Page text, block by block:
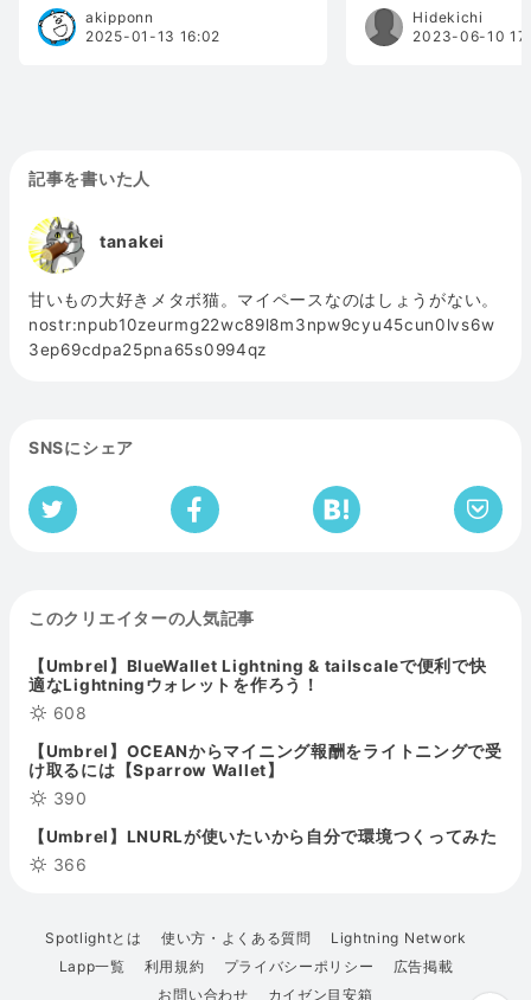
akipponn
2025-01-13 16:02
Hidekichi
2023-06-10
記事を書いた人
tanakei
甘いもの大好きメタボ猫。マイペースなのはしょうがない。
nostr:npub10zeurmg22wc89l8m3npw9cyu45cun0lvs6w
3ep69cdpa25pna65s0994qz
SNSにシェア
このクリエイターの人気記事
【Umbrel】BlueWallet Lightning & tailscaleで便利で快
適なLightningウォレットを作ろう！
608
【Umbrel】OCEANからマイニング報酬をライトニングで受
け取るには【Sparrow Wallet】
390
【Umbrel】LNURLが使いたいから自分で環境つくってみた
366
Spotlightとは 使い方・よくある質問
Lightning Network
Lapp一覧
利用規約 プライバシーポリシー
広告掲載
お問い合わせ
カイゼン目安箱